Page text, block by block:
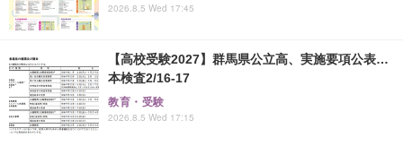
2026.8.5 Wed 17:45
【高校受験2027】群馬県公立高、実施要項公表…
本検査2/16-17
教育・受験
2026.8.5 Wed 17:15